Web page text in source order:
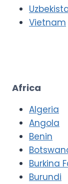
Vietnam
Africa
Algeria
Angola
Benin
Burkina
Burundi